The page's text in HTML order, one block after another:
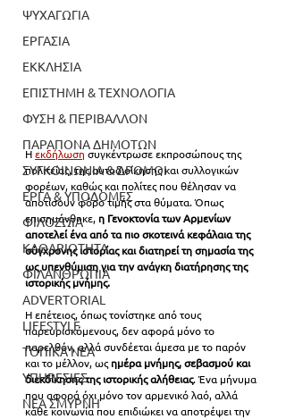
ΨΥΧΑΓΩΓΙΑ
ΕΡΓΑΣΙΑ
ΕΚΚΛΗΣΙΑ
ΕΠΙΣΤΗΜΗ & ΤΕΧΝΟΛΟΓΙΑ
ΦΥΣΗ & ΠΕΡΙΒΑΛΛΟΝ
ΠΑΡΑΠΟΝΑ ΔΗΜΟΤΩΝ
ΣΥΓΚΟΙΝΩΝΙΑ & ΔΡΟΜΟΙ
ΕΡΓΑ & ΥΠΟΔΟΜΕΣ
ΦΙΛΟΖΩΙΑ
ΚΑΘΑΡΙΟΤΗΤΑ
ΦΙΛΑΝΘΡΩΠΙΑ
ADVERTORIAL
LIFESTYLE
ΤΟΠΙΚΑ ΝΕΑ
ΥΠΗΡΕΣΙΕΣ
ΝΕΑ ΣΜΥΡΝΗ
Η εκδήλωση συγκέντρωσε εκπροσώπους της
πολιτείας, της αυτοδιοίκησης και συλλογικών
φορέων, καθώς και πολίτες που θέλησαν να
αποτίσουν φόρο τιμής στα θύματα. Όπως
επισημάνθηκε, η Γενοκτονία των Αρμενίων
αποτελεί ένα από τα πιο σκοτεινά κεφάλαια της
σύγχρονης ιστορίας και διατηρεί τη σημασία της
ως υπενθύμιση για την ανάγκη διατήρησης της
ιστορικής μνήμης.
Η επέτειος, όπως τονίστηκε από τους
παρευρισκόμενους, δεν αφορά μόνο το
παρελθόν, αλλά συνδέεται άμεσα με το παρόν
και το μέλλον, ως ημέρα μνήμης, σεβασμού και
διεκδίκησης της ιστορικής αλήθειας. Ένα μήνυμα
που αφορά όχι μόνο τον αρμενικό λαό, αλλά
κάθε κοινωνία που επιδιώκει να αποτρέψει την